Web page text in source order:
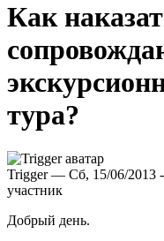
Как
тура?
Trigger — Сб, 15/06/2013
участник
Добрый день.